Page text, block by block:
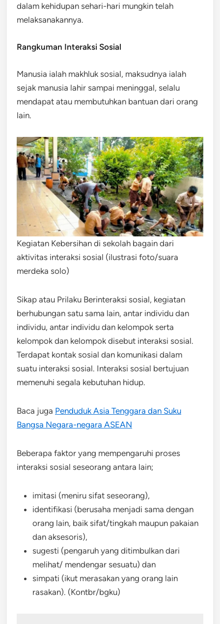
dalam kehidupan sehari-hari mungkin telah
melaksanakannya.
Rangkuman Interaksi Sosial
Manusia ialah makhluk sosial, maksudnya ialah
sejak manusia lahir sampai meninggal, selalu
mendapat atau membutuhkan bantuan dari orang
lain.
Kegiatan Kebersihan di sekolah bagain dari
aktivitas interaksi sosial (ilustrasi foto/suara
merdeka solo)
Sikap atau Prilaku Berinteraksi sosial, kegiatan
berhubungan satu sama lain, antar individu dan
individu, antar individu dan kelompok serta
kelompok dan kelompok disebut interaksi sosial.
Terdapat kontak sosial dan komunikasi dalam
suatu interaksi sosial. Interaksi sosial bertujuan
memenuhi segala kebutuhan hidup.
Baca juga Penduduk Asia Tenggara dan Suku
Bangsa Negara-negara ASEAN
Beberapa faktor yang mempengaruhi proses
interaksi sosial seseorang antara lain;
imitasi (meniru sifat seseorang),
identifikasi (berusaha menjadi sama dengan
orang lain, baik sifat/tingkah maupun pakaian
dan aksesoris),
sugesti (pengaruh yang ditimbulkan dari
melihat/ mendengar sesuatu) dan
simpati (ikut merasakan yang orang lain
rasakan). (Kontbr/bgku)